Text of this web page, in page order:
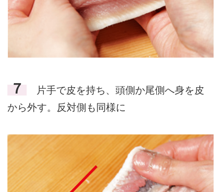
７
片手で皮を持ち、頭側か尾側へ身を皮
から外す。反対側も同様に